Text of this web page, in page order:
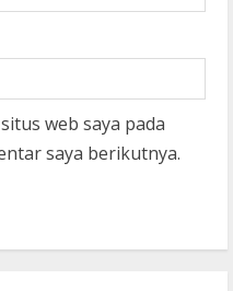
web saya pada
saya berikutnya.